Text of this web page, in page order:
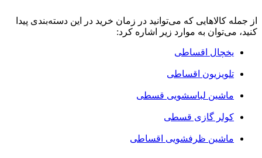
از جمله کالاهایی که می‌توانید در زمان خرید در این دسته‌بندی پیدا
کنید، می‌توان به موارد زیر اشاره کرد:
یخچال اقساطی
تلویزیون اقساطی
ماشین لباسشویی قسطی
کولر گازی قسطی
ماشین ظرفشویی اقساطی